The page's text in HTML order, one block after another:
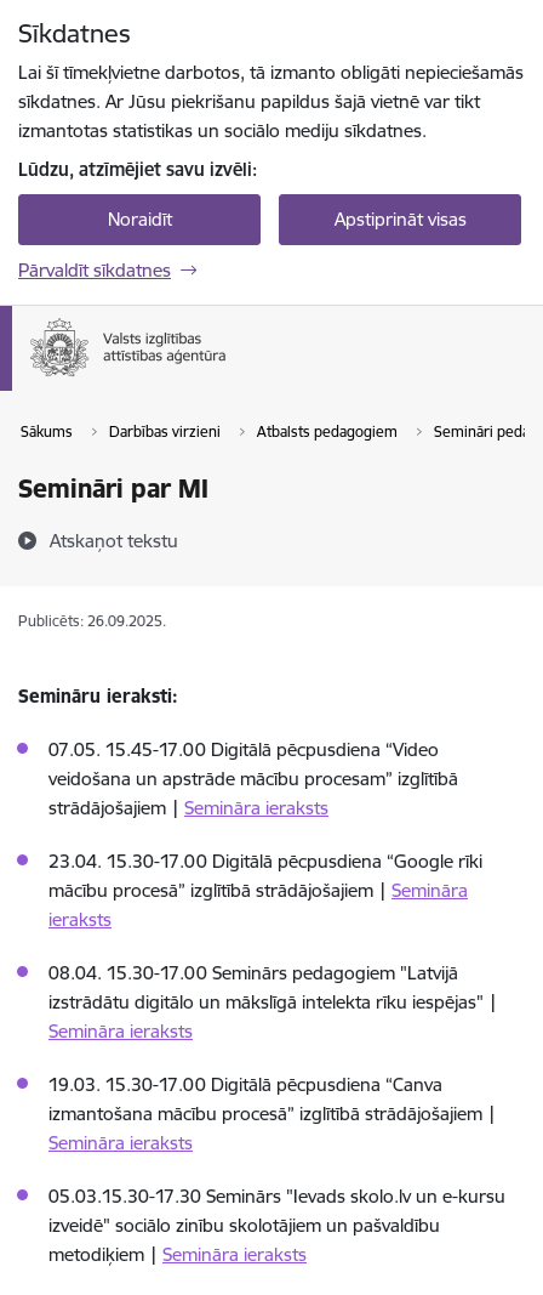
Sīkdatnes
Lai šī tīmekļvietne darbotos, tā izmanto obligāti nepieciešamās
sīkdatnes. Ar Jūsu piekrišanu papildus šajā vietnē var tikt
izmantotas statistikas un sociālo mediju sīkdatnes.
Lūdzu, atzīmējiet savu izvēli:
Noraidīt Apstiprināt visas
Pārvaldīt sīkdatnes
Sākums Darbības virzieni Atbalsts pedagogiem Semināri
Semināri par MI
Atskaņot tekstu
Publicēts: 26.09.2025.
Semināru ieraksti:
07.05. 15.45-17.00 Digitālā pēcpusdiena “Video
veidošana un apstrāde mācību procesam” izglītībā
strādājošajiem | Semināra ieraksts
23.04. 15.30-17.00 Digitālā pēcpusdiena “Google rīki
mācību procesā” izglītībā strādājošajiem | Semināra
ieraksts
08.04. 15.30-17.00 Seminārs pedagogiem "Latvijā
izstrādātu digitālo un mākslīgā intelekta rīku iespējas" |
Semināra ieraksts
19.03. 15.30-17.00 Digitālā pēcpusdiena “Canva
izmantošana mācību procesā” izglītībā strādājošajiem |
Semināra ieraksts
05.03.15.30-17.30 Seminārs "Ievads skolo.lv un e-kursu
izveidē" sociālo zinību skolotājiem un pašvaldību
metodiķiem | Semināra ieraksts